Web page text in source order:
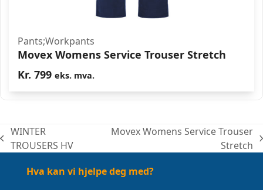
Pants;Workpants
Movex Womens Service Trouser Stretch
Kr. 799 eks. mva.
previous
WINTER
TROUSERS HV
Movex Womens Service Trouser
Stretch
Hva kan vi hjelpe deg med?